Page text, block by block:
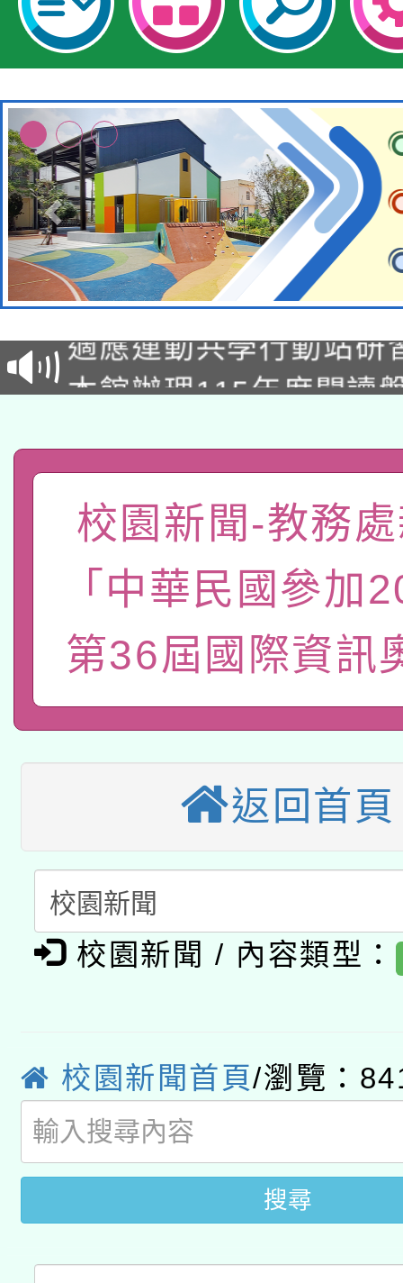
本校115學年度第2次
招甄選結果公告(無人
招)
適應運動共學行動站研
本館辦理115年度閱讀
礎課程
A3數位素養講師名單
「數位內容與教學軟
pilot」
薪期間赴陸應申請許可
轉知經濟部水利署委託
業技術研究院辦理「
用水績優單位及節水達
動」
115年8月22日(星期六
桃園市孔廟祈福系列
本校115學年度第2次
招甄選結果公告(無人
適應運動共學行動站研
本館辦理115年度閱讀
暨閱讀推動專業研習
科技賦能─人工智慧
礎課程
A3數位素養講師名單
「數位內容與教學軟
薪期間赴陸應申請許可
業技術研究院辦理「
用水績優單位及節水達
115年8月22日(星期六
桃園市孔廟祈福系列
開 智慧啟航」
2026年桃園地景藝術
校園新聞-教務
「中華民國參加
第36屆國際資訊
返回首頁
校園新聞 / 內容類型：
校園新聞首頁/瀏覽：
搜尋